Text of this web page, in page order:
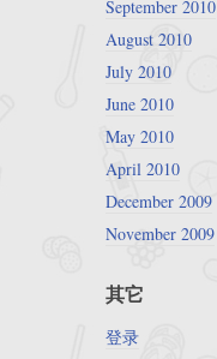
September 2010
August 2010
July 2010
June 2010
May 2010
April 2010
December 2009
November 2009
其它
登录